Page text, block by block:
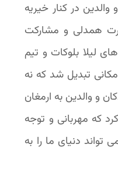
والدین در کنار خیریه
همدلی و مشارکت
لیلا بلوکات و تیم
مکانی تبدیل شد که نه
و والدین به ارمغان
که مهربانی و توجه
تواند دنیای ما را به